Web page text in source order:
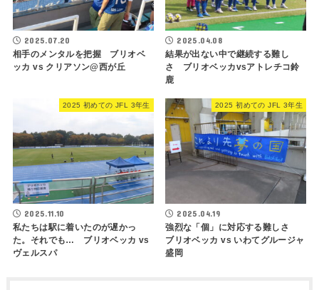
2025.07.20
相手のメンタルを把握 ブリオベ
ッカ vs クリアソン@西が丘
2025.04.08
結果が出ない中で継続する難し
さ ブリオベッカvsアトレチコ鈴
鹿
2025 初めての JFL 3年生
2025.11.10
私たちは駅に着いたのが遅かっ
た。それでも… ブリオベッカ vs
ヴェルスパ
2025 初めての JFL 3年生
2025.04.19
強烈な「個」に対応する難しさ
ブリオベッカ vs いわてグルージャ
盛岡